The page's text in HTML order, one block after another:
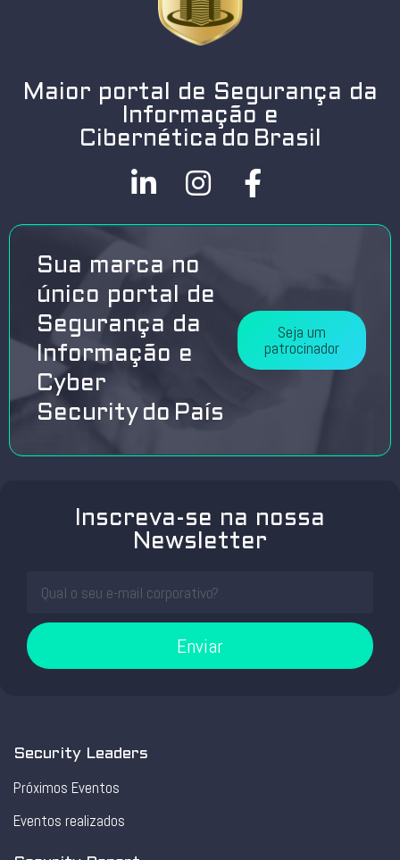
Maior portal de Segurança da
Informação e
Cibernética do Brasil
Sua marca no
único portal de
Segurança da
Informação e
Cyber
Security do País
Seja um
patrocinador
Inscreva-se na nossa
Newsletter
Enviar
Security Leaders
Próximos Eventos
Eventos realizados